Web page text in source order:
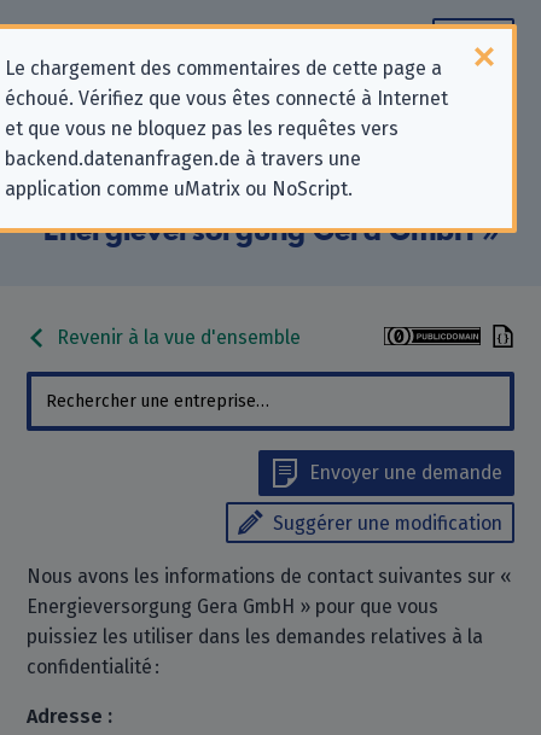
Le chargement des commentaires de cette page a
échoué. Vérifiez que vous êtes connecté à Internet
et que vous ne bloquez pas les requêtes vers
backend.datenanfragen.de à travers une
application comme uMatrix ou NoScript.
Informations de contact pour les
demandes relatives à la protection
de la vie privée pour «
Energieversorgung Gera GmbH »
Revenir à la vue d'ensemble
Envoyer une demande
Suggérer une modification
Nous avons les informations de contact suivantes sur «
Energieversorgung Gera GmbH » pour que vous
puissiez les utiliser dans les demandes relatives à la
confidentialité :
Adresse :